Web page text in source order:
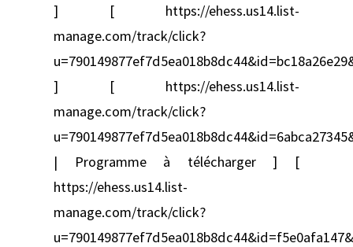
] [ https://ehess.us14.list-
manage.com/track/click?
] [ https://ehess.us14.list-
manage.com/track/click?
| Programme à télécharger ] [
https://ehess.us14.list-
manage.com/track/click?